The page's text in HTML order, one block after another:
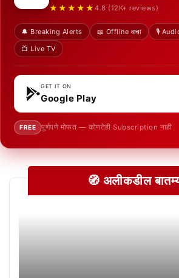
★★★★★ 4.8 (12K+ reviews)
🔔 Breaking Alerts 📖 Offline वाचा
🎙️
📺 Live TV
GET IT ON
Google Play
FREE पूर्णपणे मोफत — कोणतेही Subscription नाही
🧭 अलीकडील